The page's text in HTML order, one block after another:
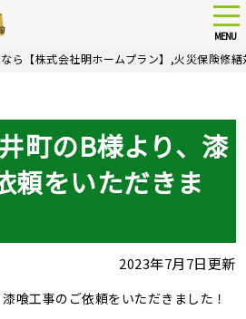
MENU
ら【株式会社明ホームプラン】,火災保険修繕
町のB様より、漆
頼をいただきま
2023年7月7日更新
喰工事のご依頼をいただきました！